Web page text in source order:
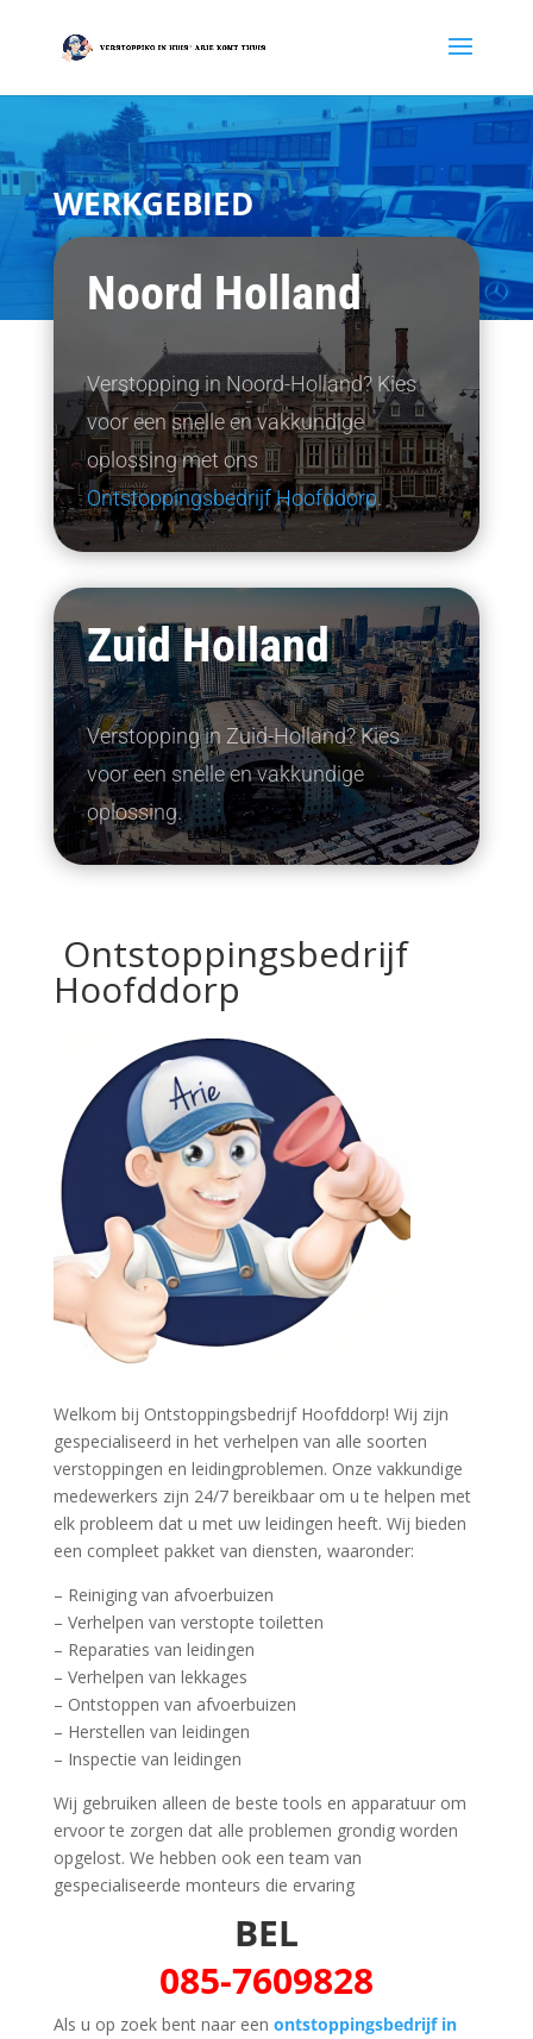
WERKGEBIED
Noord Holland
Verstopping in Noord-Holland? Kies
voor een snelle en vakkundige
oplossing met ons
Ontstoppingsbedrijf Hoofddorp.
Zuid Holland
Verstopping in Zuid-Holland? Kies
voor een snelle en vakkundige
oplossing.
Ontstoppingsbedrijf
Hoofddorp
Welkom bij Ontstoppingsbedrijf Hoofddorp! Wij zijn
gespecialiseerd in het verhelpen van alle soorten
verstoppingen en leidingproblemen. Onze vakkundige
medewerkers zijn 24/7 bereikbaar om u te helpen met
elk probleem dat u met uw leidingen heeft. Wij bieden
een compleet pakket van diensten, waaronder:
– Reiniging van afvoerbuizen
– Verhelpen van verstopte toiletten
– Reparaties van leidingen
– Verhelpen van lekkages
– Ontstoppen van afvoerbuizen
– Herstellen van leidingen
– Inspectie van leidingen
Wij gebruiken alleen de beste tools en apparatuur om
ervoor te zorgen dat alle problemen grondig worden
opgelost. We hebben ook een team van
gespecialiseerde monteurs die ervaring
BEL
085-7609828
Als u op zoek bent naar een ontstoppingsbedrijf in